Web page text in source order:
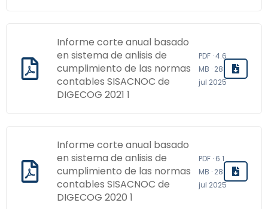
Informe corte anual basado
en sistema de anlisis de
cumplimiento de las normas
contables SISACNOC de
DIGECOG 2021 1
PDF · 4.6
MB · 28
jul 2025
Informe corte anual basado
en sistema de anlisis de
cumplimiento de las normas
contables SISACNOC de
DIGECOG 2020 1
PDF · 6.1
MB · 28
jul 2025